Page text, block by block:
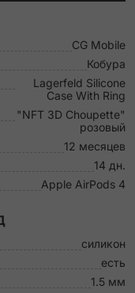
CG Mobile
Кобура
Lagerfeld Silicone
Case With Ring
"NFT 3D Choupette"
розовый
12 месяцев
14 дн.
Apple AirPods 4
силикон
есть
1.5 мм